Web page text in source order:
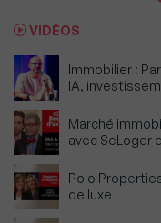
VIDÉOS
Immobilier :
IA,
Marché
avec SeLoger
Polo
de luxe